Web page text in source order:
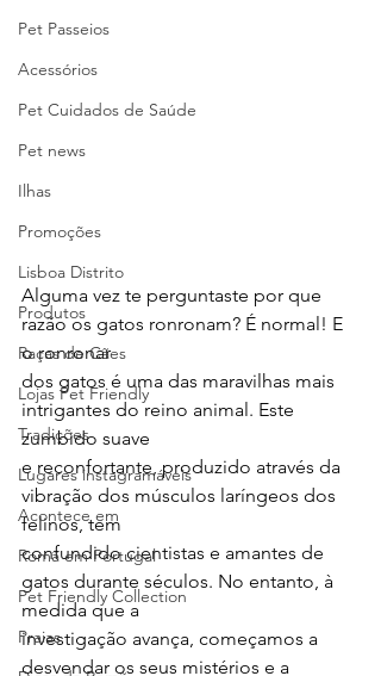
Pet Passeios
Acessórios
Pet Cuidados de Saúde
Pet news
Ilhas
Promoções
Lisboa Distrito
Produtos
Raças de Cães
Lojas Pet Friendly
Tradições
Lugares instagramáveis
Acontece em
Romã em Portugal
Pet Friendly Collection
Praias
Alguma vez te perguntaste por que
razão os gatos ronronam? É normal! E
o ronronar
dos gatos é uma das maravilhas mais
intrigantes do reino animal. Este
zumbido suave
e reconfortante, produzido através da
vibração dos músculos laríngeos dos
felinos, tem
confundido cientistas e amantes de
gatos durante séculos. No entanto, à
medida que a
investigação avança, começamos a
desvendar os seus mistérios e a